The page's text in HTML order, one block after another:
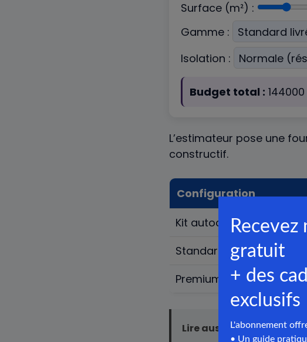
Surface (m²) :
Gamme :
Isolation :
Budget total : 144000
L’estimateur pose une
constructif.
Configuration
Kit autoconstruction
Standard livré monté
Premium sur mesure
Lire aussi : Prix des